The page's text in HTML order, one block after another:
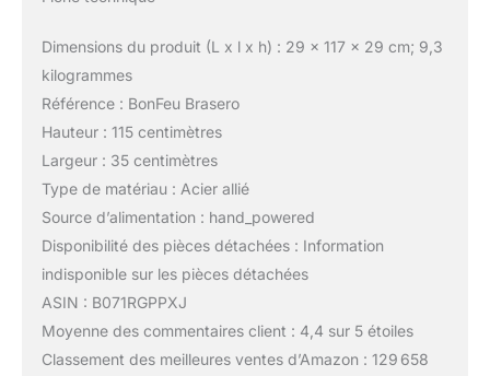
Dimensions du produit (L x l x h) : 29 x 117 x 29 cm; 9,3
kilogrammes
Référence : BonFeu Brasero
Hauteur : 115 centimètres
Largeur : 35 centimètres
Type de matériau : Acier allié
Source d’alimentation : hand_powered
Disponibilité des pièces détachées : Information
indisponible sur les pièces détachées
ASIN : B071RGPPXJ
Moyenne des commentaires client : 4,4 sur 5 étoiles
Classement des meilleures ventes d’Amazon : 129 658